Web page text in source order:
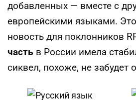
добавленных — вместе с
европейскими языками.
новость для поклонников
часть в России имела
сиквел, похоже, не забудет